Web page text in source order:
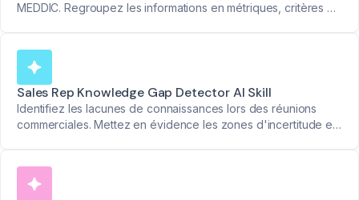
MEDDIC. Regroupez les informations en métriques, critères de
Sales Rep Knowledge Gap Detector AI Skill
Identifiez les lacunes de connaissances lors des réunions
commerciales. Mettez en évidence les zones d'incertitude et